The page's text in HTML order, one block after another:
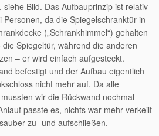
Bild. Das Aufbauprinzip ist relativ
da die Spiegelschranktür in
(„Schrankhimmel“) gehalten
Spiegeltür, während die anderen
– er wird einfach aufgesteckt.
befestigt und der Aufbau eigentlich
nicht mehr auf. Da alle
wir die Rückwand nochmal
passte es, nichts war mehr verkeilt
zu- und aufschließen.